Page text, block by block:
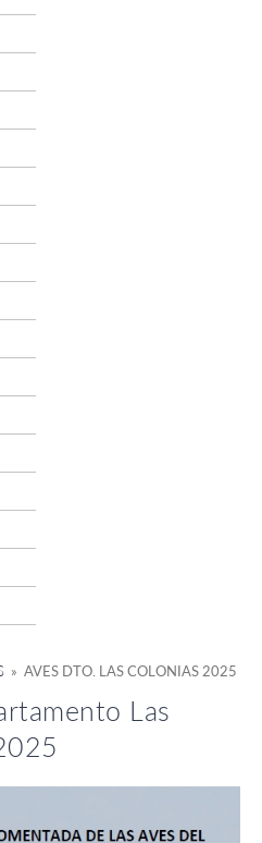
» AVES DTO. LAS COLONIAS 2025
Las